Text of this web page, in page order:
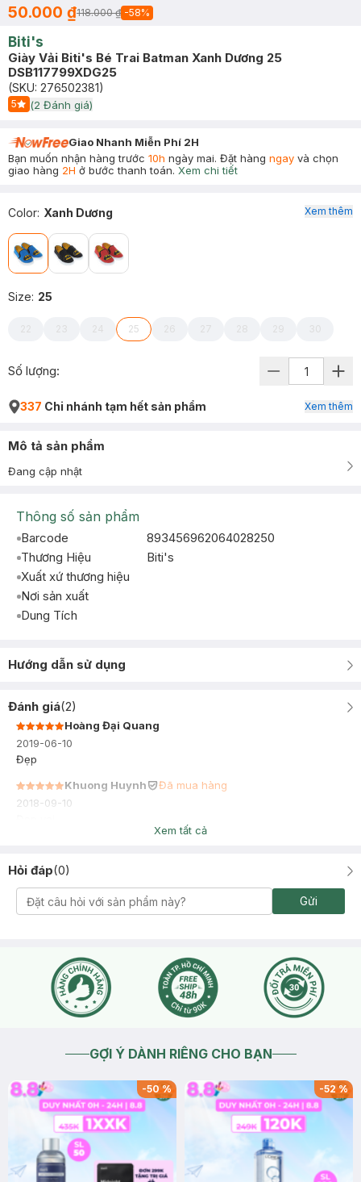
50.000 ₫118.000 ₫ -58%
Biti's
Giày Vải Biti's Bé Trai Batman Xanh Dương 25
DSB117799XDG25
(SKU: 276502381)
5
Start Icon
(2 Đánh giá)
Giao Nhanh Miễn Phí 2H
Bạn muốn nhận hàng trước 10h ngày mai. Đặt hàng ngay và chọn
giao hàng 2H ở bước thanh toán. Xem chi tiết
Color: Xanh Dương
Size: 25
22 23 24 25 26 27 28 29 30
Xem thêm
Số lượng:
337 Chi nhánh tạm hết sản phẩm Xem thêm
Mô tả sản phẩm
Đang cập nhật
Thông số sản phẩm
Barcode
893456962064028250
Thương Hiệu
Biti's
Xuất xứ thương hiệu
Nơi sản xuất
Dung Tích
Hướng dẫn sử dụng
Đánh giá(2)
Hoàng Đại Quang
2019-06-10
Đẹp
Khuong Huynh
Đã mua hàng
2018-09-10
Xem tất cả
Hỏi đáp(0)
Gửi
GỢI Ý DÀNH RIÊNG CHO BẠN
-50% -52%